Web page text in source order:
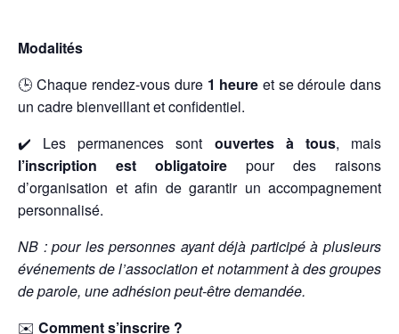
Modalités
🕒 Chaque rendez-vous dure 1 heure et se déroule dans
un cadre bienveillant et confidentiel.
✔️ Les permanences sont ouvertes à tous, mais
l’inscription est obligatoire pour des raisons
d’organisation et afin de garantir un accompagnement
personnalisé.
NB : pour les personnes ayant déjà participé à plusieurs
événements de l’association et notamment à des groupes
de parole, une adhésion peut-être demandée.
✉️ Comment s’inscrire ?